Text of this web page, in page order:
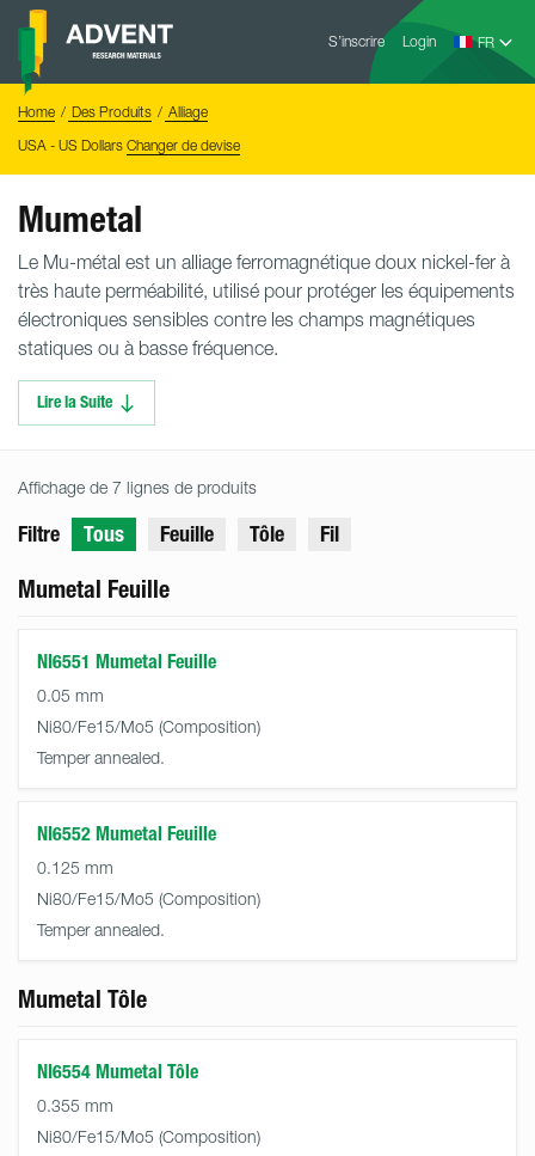
Skip
content
S’inscrire Login
Advent
Home Des Produits
Alliage
USA - US Dollars Changer de devise
Mumetal
Le Mu-métal est un alliage ferromagnétique doux nickel-fer à
très haute perméabilité, utilisé pour protéger les équipements
électroniques sensibles contre les champs magnétiques
statiques ou à basse fréquence.
Lire la Suite
Affichage de 7 lignes de produits
Filtre Tous Feuille Tôle Fil
Mumetal Feuille
NI6551 Mumetal Feuille
0.05 mm
Ni80/Fe15/Mo5
Temper annealed.
NI6552 Mumetal Feuille
0.125 mm
Ni80/Fe15/Mo5
Temper annealed.
Mumetal Tôle
NI6554 Mumetal Tôle
0.355 mm
Ni80/Fe15/Mo5